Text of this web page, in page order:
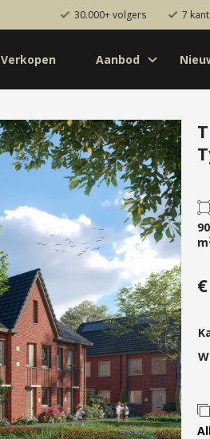
Diensten
Kopen
Verkopen
Huren
Verhuren
Taxeren
Verzekeren
Contact
30.000+ volgers 7
Verkopen Aanbod
m